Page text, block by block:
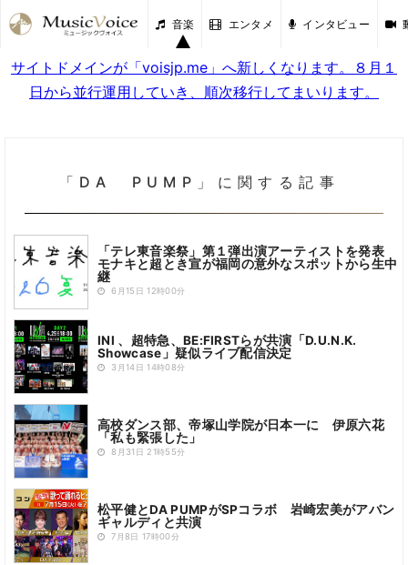
音楽 エンタメ インタビュー
サイトドメインが「voisjp.me」へ新しくなります。８月１
日から並行運用していき、順次移行してまいります。
「DA PUMP」に関する記事
「テレ東音楽祭」第１弾出演アーティストを発表
モナキと超とき宣が福岡の意外なスポットから生中
継
6月15日 12時00分
INI 、超特急、BE:FIRSTらが共演「D.U.N.K.
Showcase」疑似ライブ配信決定
3月14日 14時08分
高校ダンス部、帝塚山学院が日本一に 伊原六花
「私も緊張した」
8月31日 21時55分
松平健とDA PUMPがSPコラボ 岩崎宏美がアバン
ギャルディと共演
7月8日 17時00分